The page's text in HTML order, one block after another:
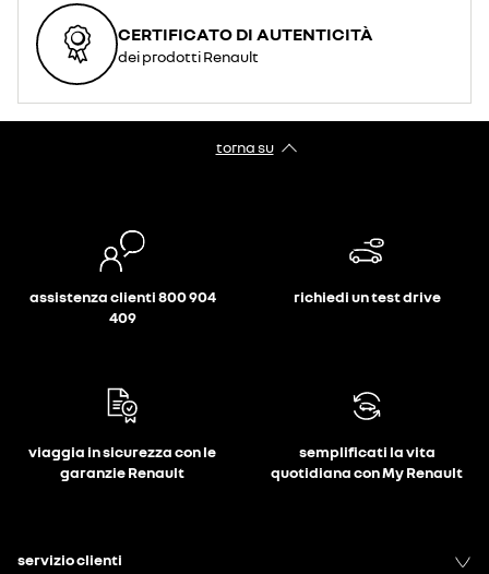
CERTIFICATO DI AUTENTICITÀ
dei prodotti Renault
torna su
assistenza clienti 800 904
409
richiedi un test drive
viaggia in sicurezza con le
garanzie Renault
semplificati la vita
quotidiana con My Renault
servizio clienti